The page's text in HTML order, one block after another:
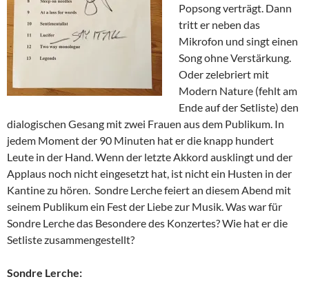
Popsong verträgt. Dann
tritt er neben das
Mikrofon und singt einen
Song ohne Verstärkung.
Oder zelebriert mit
Modern Nature (fehlt am
Ende auf der Setliste) den
dialogischen Gesang mit zwei Frauen aus dem Publikum. In
jedem Moment der 90 Minuten hat er die knapp hundert
Leute in der Hand. Wenn der letzte Akkord ausklingt und der
Applaus noch nicht eingesetzt hat, ist nicht ein Husten in der
Kantine zu hören. Sondre Lerche feiert an diesem Abend mit
seinem Publikum ein Fest der Liebe zur Musik. Was war für
Sondre Lerche das Besondere des Konzertes? Wie hat er die
Setliste zusammengestellt?
Sondre Lerche: